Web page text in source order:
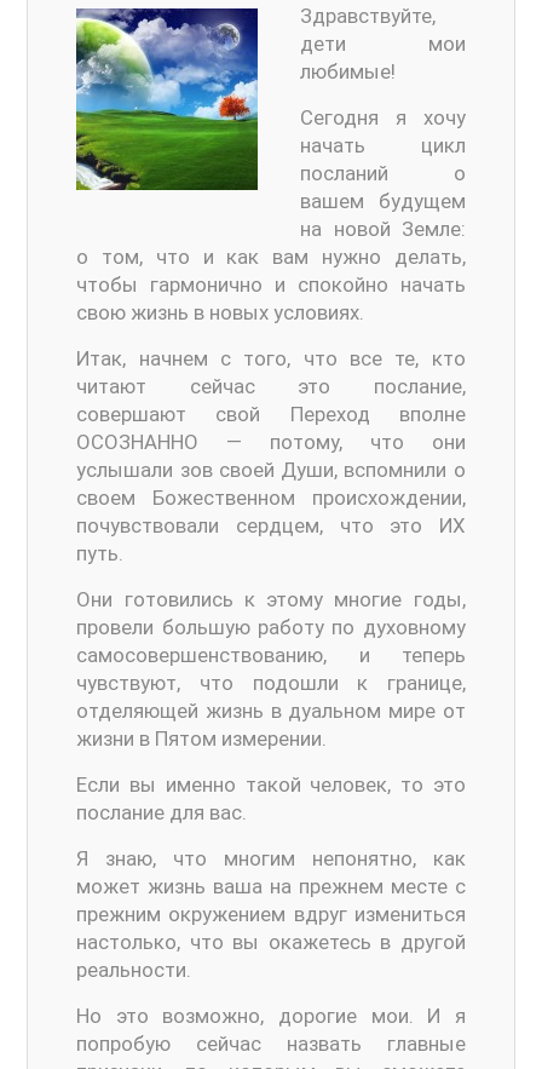
Здравствуйте,
дети мои
любимые!
Сегодня я хочу
начать цикл
посланий о
вашем будущем
на новой Земле:
о том, что и как вам нужно делать,
чтобы гармонично и спокойно начать
свою жизнь в новых условиях.
Итак, начнем с того, что все те, кто
читают сейчас это послание,
совершают свой Переход вполне
ОСОЗНАННО — потому, что они
услышали зов своей Души, вспомнили о
своем Божественном происхождении,
почувствовали сердцем, что это ИХ
путь.
Они готовились к этому многие годы,
провели большую работу по духовному
самосовершенствованию, и теперь
чувствуют, что подошли к границе,
отделяющей жизнь в дуальном мире от
жизни в Пятом измерении.
Если вы именно такой человек, то это
послание для вас.
Я знаю, что многим непонятно, как
может жизнь ваша на прежнем месте с
прежним окружением вдруг измениться
настолько, что вы окажетесь в другой
реальности.
Но это возможно, дорогие мои. И я
попробую сейчас назвать главные